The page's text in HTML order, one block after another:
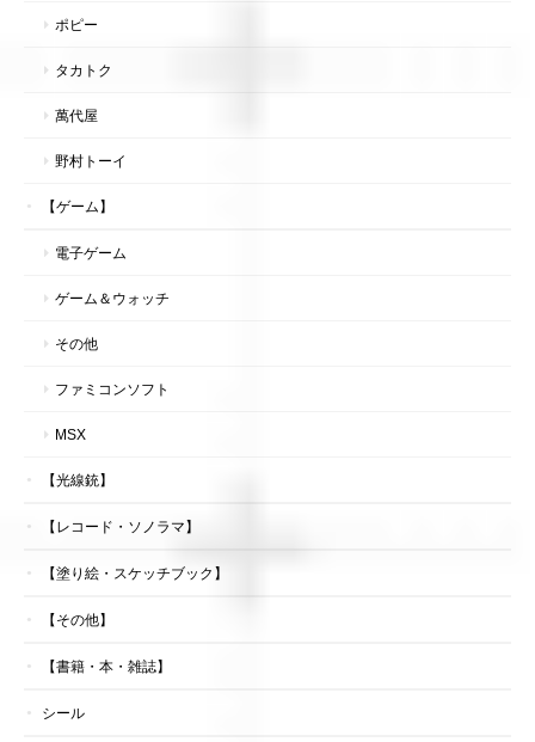
ポピー
タカトク
萬代屋
野村トーイ
【ゲーム】
電子ゲーム
ゲーム＆ウォッチ
その他
ファミコンソフト
MSX
【光線銃】
【レコード・ソノラマ】
【塗り絵・スケッチブック】
【その他】
【書籍・本・雑誌】
シール